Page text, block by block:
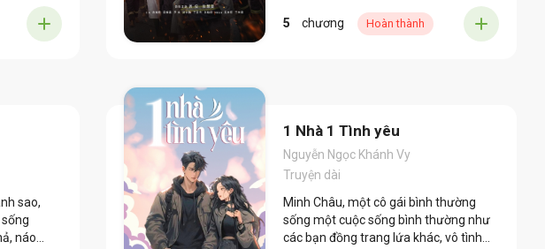
5 chương Hoàn thành
sao,
náo
1 Nhà 1 Tình yêu
Nguyễn Ngọc Khánh Vy
Truyện dài
Minh Châu, một cô gái bình thường
sống một cuộc sống bình thường như
các bạn đồng trang lứa khác, vô tình